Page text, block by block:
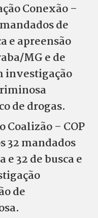
Conexão –
de
e apreensão
MG e de
investigação
de drogas.
Coalizão – COP
32 mandados
32 de busca e
de